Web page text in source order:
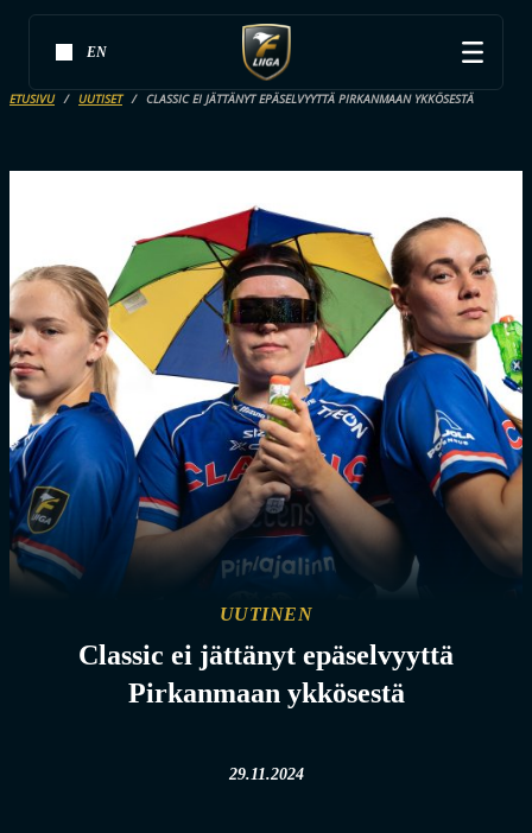
EN
ETUSIVU UUTISET CLASSIC EI JÄTTÄNYT EPÄSELVYYTTÄ PIRKANMAAN YKKÖSESTÄ
UUTINEN
Classic ei jättänyt epäselvyyttä
Pirkanmaan ykkösestä
29.11.2024